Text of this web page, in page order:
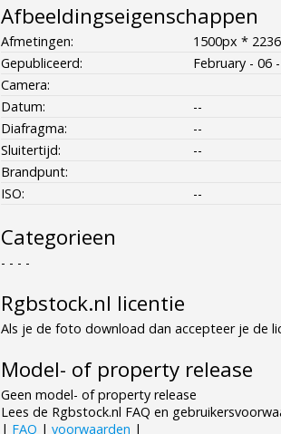
Afbeeldingseigenschappen
Afmetingen:
1500px *
Gepubliceerd:
February - 06
Camera:
Datum:
--
Diafragma:
--
Sluitertijd:
--
Brandpunt:
ISO:
--
Categorieen
- - - -
Rgbstock.nl licentie
Als je de foto download dan accepteer je de
Model- of property release
Geen model- of property release
Lees de Rgbstock.nl FAQ en
| FAQ | voorwaarden |